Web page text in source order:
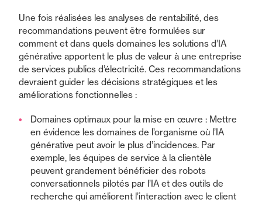
Une fois réalisées les analyses de rentabilité, des
recommandations peuvent être formulées sur
comment et dans quels domaines les solutions d’IA
générative apportent le plus de valeur à une entreprise
de services publics d’électricité. Ces recommandations
devraient guider les décisions stratégiques et les
améliorations fonctionnelles :
Domaines optimaux pour la mise en œuvre : Mettre
en évidence les domaines de l’organisme où l’IA
générative peut avoir le plus d’incidences. Par
exemple, les équipes de service à la clientèle
peuvent grandement bénéficier des robots
conversationnels pilotés par l’IA et des outils de
recherche qui améliorent l’interaction avec le client